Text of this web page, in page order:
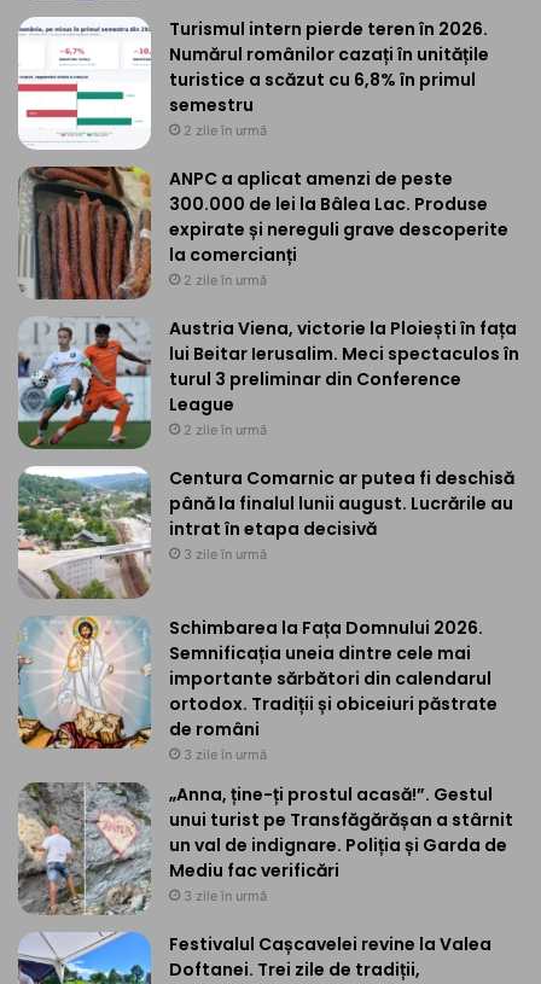
Turismul intern pierde teren în 2026.
Numărul românilor cazați în unitățile
turistice a scăzut cu 6,8% în primul
semestru
2 zile în urmă
ANPC a aplicat amenzi de peste
300.000 de lei la Bâlea Lac. Produse
expirate și nereguli grave descoperite
la comercianți
2 zile în urmă
Austria Viena, victorie la Ploiești în fața
lui Beitar Ierusalim. Meci spectaculos în
turul 3 preliminar din Conference
League
2 zile în urmă
Centura Comarnic ar putea fi deschisă
până la finalul lunii august. Lucrările au
intrat în etapa decisivă
3 zile în urmă
Schimbarea la Fața Domnului 2026.
Semnificația uneia dintre cele mai
importante sărbători din calendarul
ortodox. Tradiții și obiceiuri păstrate
de români
3 zile în urmă
„Anna, ține-ți prostul acasă!”. Gestul
unui turist pe Transfăgărășan a stârnit
un val de indignare. Poliția și Garda de
Mediu fac verificări
3 zile în urmă
Festivalul Cașcavelei revine la Valea
Doftanei. Trei zile de tradiții,